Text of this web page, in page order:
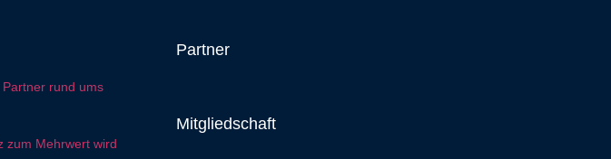
rund ums
zum Mehrwert wird
Partner
Mitgliedschaft